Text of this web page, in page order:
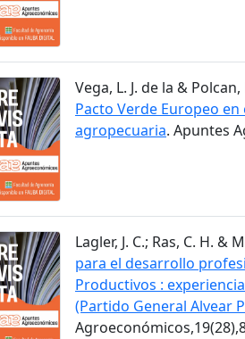
Vega, L. J. de la & Polcan,
Pacto Verde Europeo
agropecuaria. Apuntes
Lagler, J. C.; Ras, C. H. &
para el desarrollo
Productivos :
(Partido General Alvear